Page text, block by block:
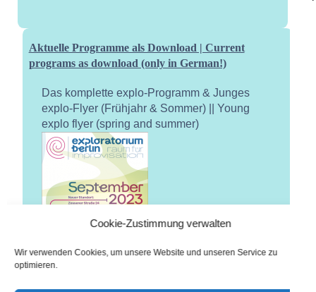
Cookie-Zustimmung verwalten
Wir verwenden Cookies, um unsere Website und unseren Service zu
optimieren.
Aktuelle Programme als Download | Current
programs as download (only in German!)
Das komplette explo-Programm & Junges
explo-Flyer (Frühjahr & Sommer) || Young
explo flyer (spring and summer)